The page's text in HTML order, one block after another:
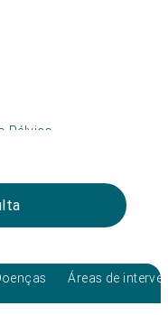
Pélvico
Áreas de